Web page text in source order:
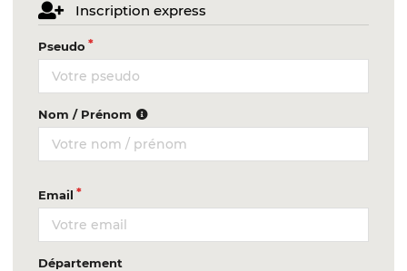
Inscription express
Pseudo
Nom / Prénom
Email
Département